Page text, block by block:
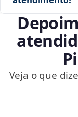
Veja o que